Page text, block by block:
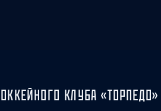
КЛУБА